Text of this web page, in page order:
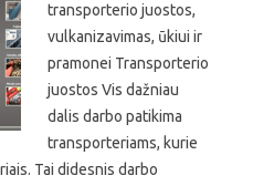
transporterio juostos,
vulkanizavimas, ūkiui ir
pramonei Transporterio
juostos Vis dažniau
dalis darbo patikima
transporteriams, kurie
Tai didesnis darbo